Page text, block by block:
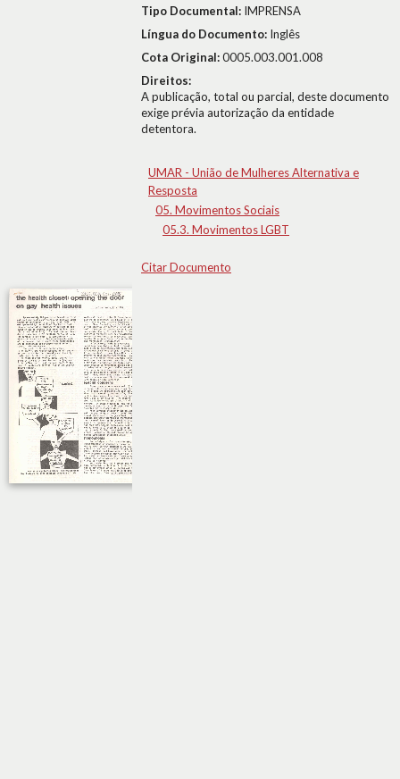
Tipo Documental: IMPRENSA
Língua do Documento: Inglês
Cota Original:0005.003.001.008
Direitos:
A publicação, total ou parcial, deste documento
exige prévia autorização da entidade
detentora.
UMAR - União de Mulheres Alternativa e
Resposta
05. Movimentos Sociais
05.3. Movimentos LGBT
Citar Documento